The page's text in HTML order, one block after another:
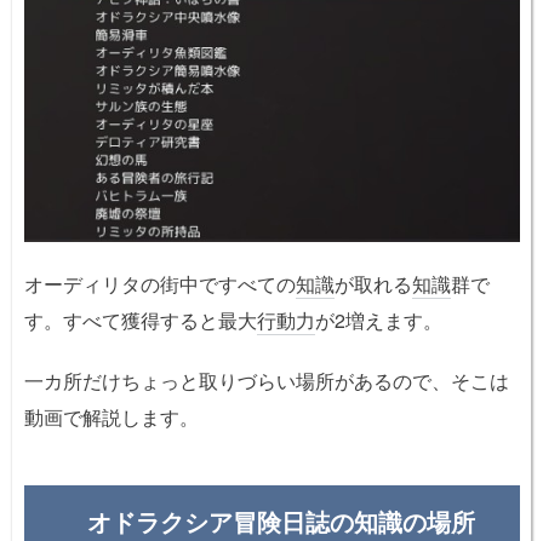
オーディリタの街中ですべての知識が取れる知識群で
す。すべて獲得すると最大行動力が2増えます。
一カ所だけちょっと取りづらい場所があるので、そこは
動画で解説します。
オドラクシア冒険日誌の知識の場所